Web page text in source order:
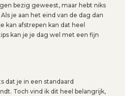
bezig geweest, maar hebt niks
je aan het eind van de dag dan
kan afstrepen kan dat heel
kan je je dag wel met een fijn
dat je in een standaard
Toch vind ik dit heel belangrijk,